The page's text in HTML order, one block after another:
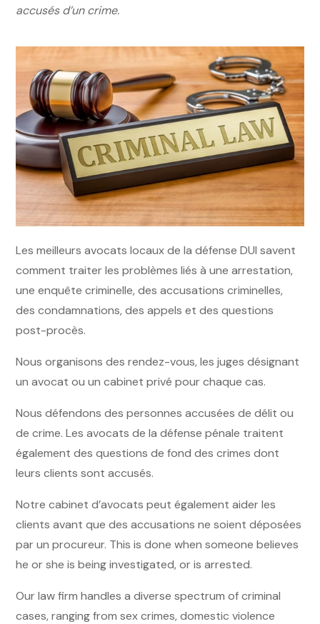
accusés d’un crime.
Les meilleurs avocats locaux de la défense DUI savent
comment traiter les problèmes liés à une arrestation,
une enquête criminelle, des accusations criminelles,
des condamnations, des appels et des questions
post-procès.
Nous organisons des rendez-vous, les juges désignant
un avocat ou un cabinet privé pour chaque cas.
Nous défendons des personnes accusées de délit ou
de crime. Les avocats de la défense pénale traitent
également des questions de fond des crimes dont
leurs clients sont accusés.
Notre cabinet d’avocats peut également aider les
clients avant que des accusations ne soient déposées
par un procureur. This is done when someone believes
he or she is being investigated, or is arrested.
Our law firm handles a diverse spectrum of criminal
cases, ranging from sex crimes, domestic violence